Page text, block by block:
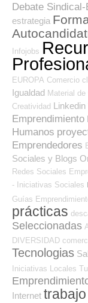
Debate
estrategia
Infojobs
EUROPA Comercio
Igualdad Material de
Creatividad Linkedin
Emprendimiento
Humanos
Emprendedores
Sociales y Blogs
Redes Sociales
- Iniciativas Sociales
Guías
prácticas
Seleccionadas
DIVERSIDAD
Tecnologias
Iniciativas Locales
Internet trabajo